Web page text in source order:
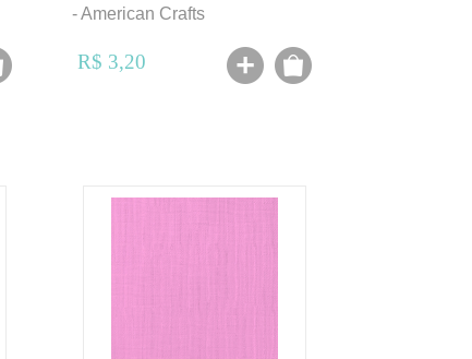
- American Crafts
R$ 3,20